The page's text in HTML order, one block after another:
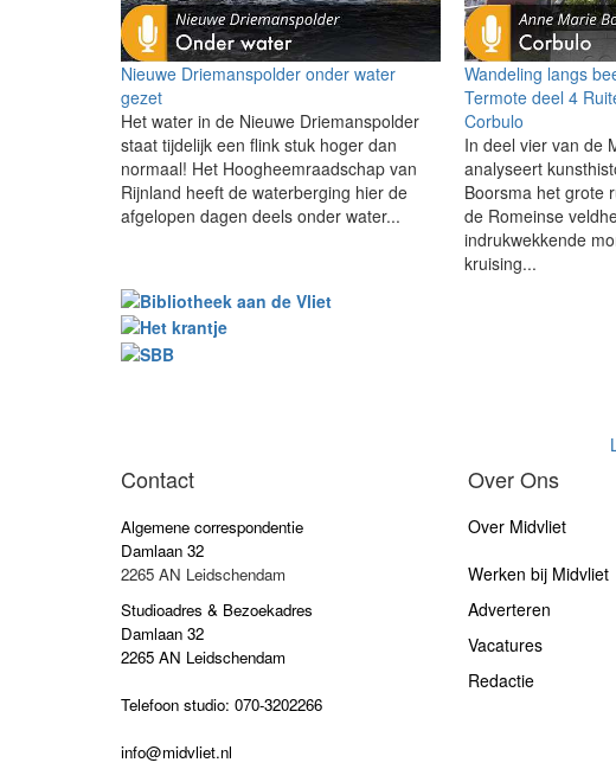
Nieuwe Driemanspolder onder water
gezet
Het water in de Nieuwe Driemanspolder
staat tijdelijk een flink stuk hoger dan
normaal! Het Hoogheemraadschap van
Rijnland heeft de waterberging hier de
afgelopen dagen deels onder water...
Wandeling langs
Termote deel 4
Corbulo
In deel vier van de
analyseert
Boorsma het grote
de Romeinse
indrukwekkende
kruising...
Contact
Algemene correspondentie
Damlaan 32
2265 AN Leidschendam
Studioadres & Bezoekadres
Damlaan 32
2265 AN Leidschendam
Telefoon studio: 070-3202266
info@midvliet.nl
Over Ons
Over Midvliet
Werken bij Midvliet
Adverteren
Vacatures
Redactie